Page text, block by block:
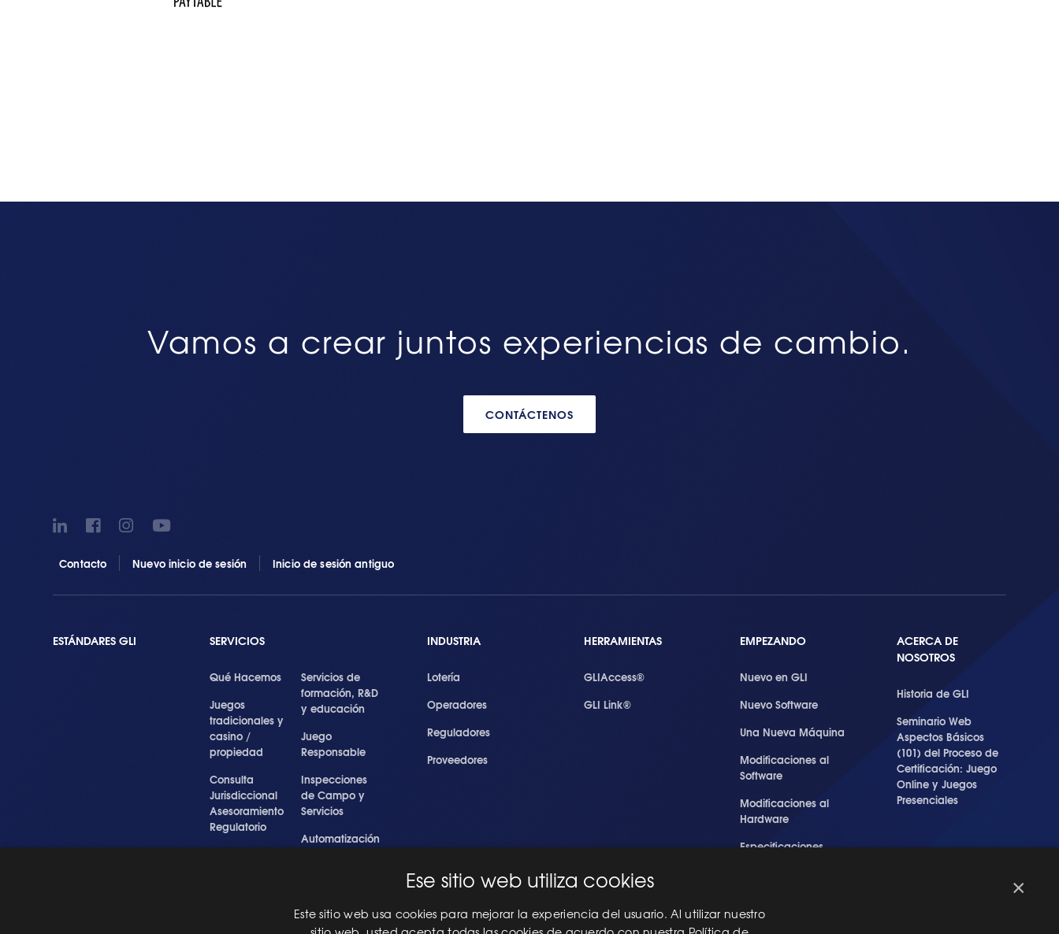
Vamos a crear juntos experiencias de cambio.
CONTÁCTENOS
Contacto Nuevo inicio de sesión Inicio de sesión antiguo
ESTÁNDARES GLI SERVICIOS
Qué Hacemos
Juegos
tradicionales y
casino /
propiedad
Consulta
Jurisdiccional
Asesoramiento
Regulatorio
Servicios de
formación, R&D
y educación
Juego
Responsable
Inspecciones
de Campo y
Servicios
Automatización
Profesionales
INDUSTRIA
Lotería
Operadores
Reguladores
Proveedores
HERRAMIENTAS
GLIAccess®
GLI Link®
EMPEZANDO
Nuevo en GLI
Nuevo Software
Una Nueva Máquina
Modificaciones al
Software
Modificaciones al
Hardware
Especificaciones
ACERCA DE
NOSOTROS
Historia de GLI
Seminario Web
Aspectos Básicos
(101) del Proceso de
Certificación: Juego
Online y Juegos
Presenciales
×
Ese sitio web utiliza cookies
Este sitio web usa cookies para mejorar la experiencia del usuario. Al utilizar nuestro